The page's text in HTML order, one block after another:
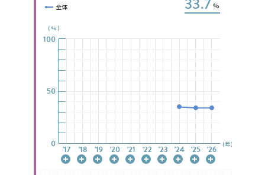
%
全体
(年)
(%)
'17 '18 '19 '20 '21 '22 '23 '24 '25 '26
0
50
100
'17 '18 '19 '20 '21 '22 '23 '24 '25 '26
0
50
100
'17 '18 '19 '20 '21 '22 '23 '24 '25 '26
0
50
100
'17 '18 '19 '20 '21 '22 '23 '24 '25 '26
0
50
100
'17 '18 '19 '20 '21 '22 '23 '24 '25 '26
0
50
100
'17 '18 '19 '20 '21 '22 '23 '24 '25 '26
0
50
100
'17 '18 '19 '20 '21 '22 '23 '24 '25 '26
0
50
100